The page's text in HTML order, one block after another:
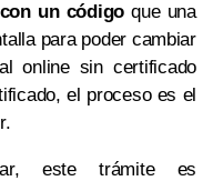
un código que una
para poder cambiar
online sin certificado
el proceso es el
este trámite es